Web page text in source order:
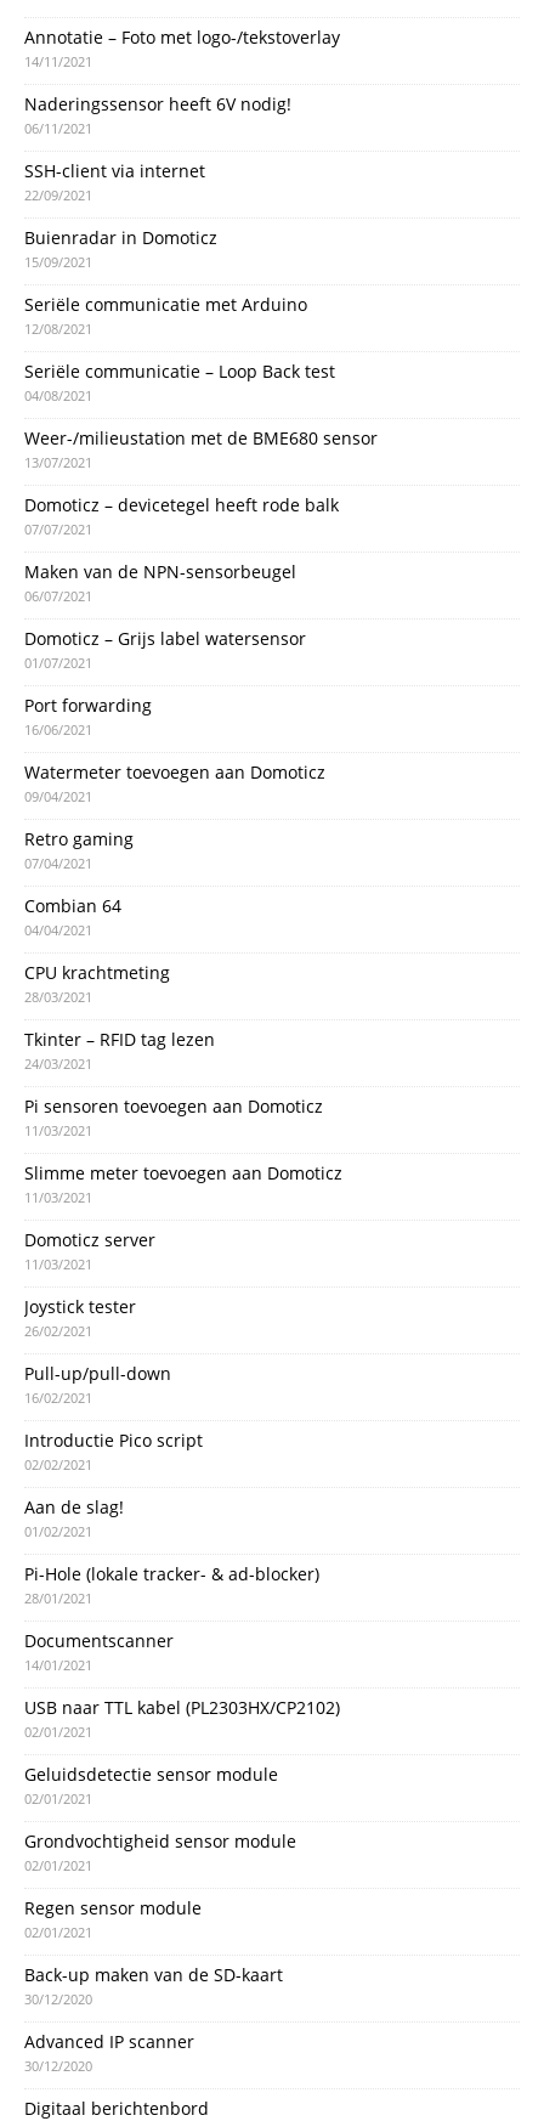
Annotatie – Foto met logo-/tekstoverlay
14/11/2021
Naderingssensor heeft 6V nodig!
06/11/2021
SSH-client via internet
22/09/2021
Buienradar in Domoticz
15/09/2021
Seriële communicatie met Arduino
12/08/2021
Seriële communicatie – Loop Back test
04/08/2021
Weer-/milieustation met de BME680 sensor
13/07/2021
Domoticz – devicetegel heeft rode balk
07/07/2021
Maken van de NPN-sensorbeugel
06/07/2021
Domoticz – Grijs label watersensor
01/07/2021
Port forwarding
16/06/2021
Watermeter toevoegen aan Domoticz
09/04/2021
Retro gaming
07/04/2021
Combian 64
04/04/2021
CPU krachtmeting
28/03/2021
Tkinter – RFID tag lezen
24/03/2021
Pi sensoren toevoegen aan Domoticz
11/03/2021
Slimme meter toevoegen aan Domoticz
11/03/2021
Domoticz server
11/03/2021
Joystick tester
26/02/2021
Pull-up/pull-down
16/02/2021
Introductie Pico script
02/02/2021
Aan de slag!
01/02/2021
Pi-Hole (lokale tracker- & ad-blocker)
28/01/2021
Documentscanner
14/01/2021
USB naar TTL kabel (PL2303HX/CP2102)
02/01/2021
Geluidsdetectie sensor module
02/01/2021
Grondvochtigheid sensor module
02/01/2021
Regen sensor module
02/01/2021
Back-up maken van de SD-kaart
30/12/2020
Advanced IP scanner
30/12/2020
Digitaal berichtenbord